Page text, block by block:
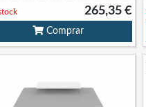
265,35 €
Comprar